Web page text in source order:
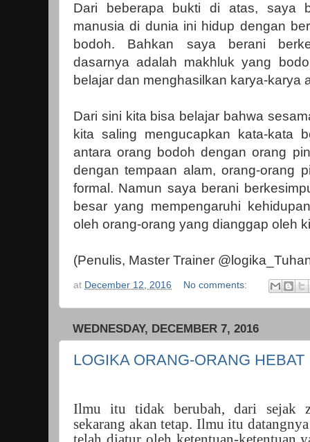
Dari beberapa bukti di atas, saya
manusia di dunia ini hidup dengan
bodoh. Bahkan saya berani
dasarnya adalah makhluk yang
belajar dan menghasilkan karya-karya
Dari sini kita bisa belajar bahwa
kita saling mengucapkan kata-kata
antara orang bodoh dengan orang
dengan tempaan alam, orang-orang
formal. Namun saya berani
besar yang mempengaruhi
oleh orang-orang yang dianggap oleh
(Penulis, Master Trainer
at December 12, 2016 No comments:
WEDNESDAY, DECEMBER 7, 2016
LOGIKA ORANG-ORANG HEBAT
Ilmu itu tidak berubah, dari sejak
sekarang akan tetap. Ilmu itu
telah diatur oleh ketentuan-ketentuan